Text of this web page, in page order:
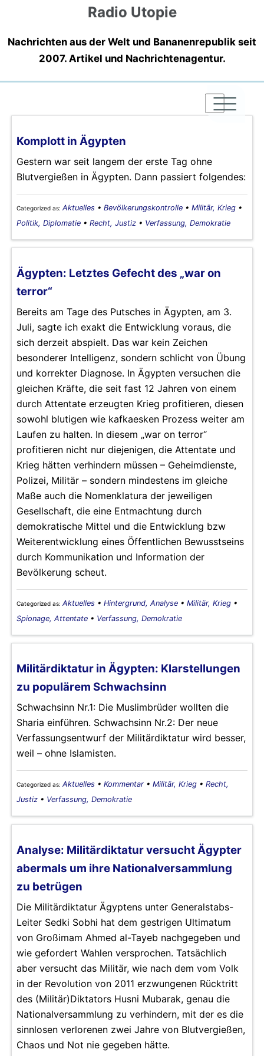
Radio Utopie
Nachrichten aus der Welt und Bananenrepublik seit
2007. Artikel und Nachrichtenagentur.
|
|
|
Komplott in Ägypten
Gestern war seit langem der erste Tag ohne
Blutvergießen in Ägypten. Dann passiert folgendes:
Categorized as: Aktuelles • Bevölkerungskontrolle • Militär, Krieg •
Politik, Diplomatie • Recht, Justiz • Verfassung, Demokratie
Ägypten: Letztes Gefecht des „war on
terror“
Bereits am Tage des Putsches in Ägypten, am 3.
Juli, sagte ich exakt die Entwicklung voraus, die
sich derzeit abspielt. Das war kein Zeichen
besonderer Intelligenz, sondern schlicht von Übung
und korrekter Diagnose. In Ägypten versuchen die
gleichen Kräfte, die seit fast 12 Jahren von einem
durch Attentate erzeugten Krieg profitieren, diesen
sowohl blutigen wie kafkaesken Prozess weiter am
Laufen zu halten. In diesem „war on terror“
profitieren nicht nur diejenigen, die Attentate und
Krieg hätten verhindern müssen – Geheimdienste,
Polizei, Militär – sondern mindestens im gleiche
Maße auch die Nomenklatura der jeweiligen
Gesellschaft, die eine Entmachtung durch
demokratische Mittel und die Entwicklung bzw
Weiterentwicklung eines Öffentlichen Bewusstseins
durch Kommunikation und Information der
Bevölkerung scheut.
Categorized as: Aktuelles • Hintergrund, Analyse • Militär, Krieg •
Spionage, Attentate • Verfassung, Demokratie
Militärdiktatur in Ägypten: Klarstellungen
zu populärem Schwachsinn
Schwachsinn Nr.1: Die Muslimbrüder wollten die
Sharia einführen. Schwachsinn Nr.2: Der neue
Verfassungsentwurf der Militärdiktatur wird besser,
weil – ohne Islamisten.
Categorized as: Aktuelles • Kommentar • Militär, Krieg • Recht,
Justiz • Verfassung, Demokratie
Analyse: Militärdiktatur versucht Ägypter
abermals um ihre Nationalversammlung
zu betrügen
Die Militärdiktatur Ägyptens unter Generalstabs-
Leiter Sedki Sobhi hat dem gestrigen Ultimatum
von Großimam Ahmed al-Tayeb nachgegeben und
wie gefordert Wahlen versprochen. Tatsächlich
aber versucht das Militär, wie nach dem vom Volk
in der Revolution von 2011 erzwungenen Rücktritt
des (Militär)Diktators Husni Mubarak, genau die
Nationalversammlung zu verhindern, mit der es die
sinnlosen verlorenen zwei Jahre von Blutvergießen,
Chaos und Not nie gegeben hätte.